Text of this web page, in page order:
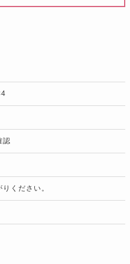
認
ください。